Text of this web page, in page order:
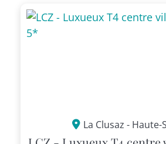
La Clusaz - Haute-